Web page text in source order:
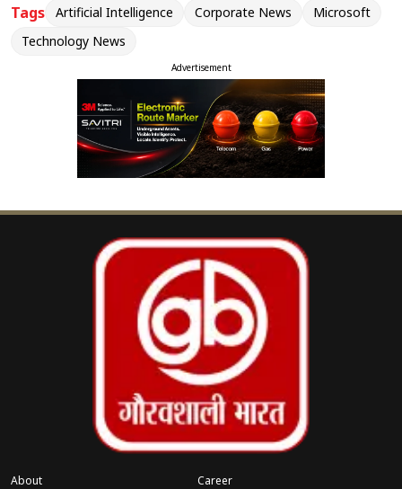
संशोधन लोकतंत्र के लिए खतरा
‹
AI पर बढ़ता निवेश बना बड़ी वजह
पिछले कुछ वर्षों में Microsoft ने AI तकनीक को अपनी
प्राथमिकता बनाया है। Copilot, Azure AI और डेटा सेंटर
को अधिक कुशल बनाने के लिए संगठनात्मक बदलाव कर
रही है। हालांकि Microsoft ने स्पष्ट किया है कि इन
कर्मचारियों की जगह सीधे AI नहीं ले रहा है, बल्कि कंपनी
अपने बिजनेस मॉडल को नए दौर के हिसाब से पुनर्गठित कर
Xbox डिवीजन में बड़ा बदलाव
रिपोर्ट्स के अनुसार, Microsoft के Gaming
Business में भी बड़े स्तर पर बदलाव किए जा रहे हैं।
Tags Artificial Intelligence Corporate News
Microsoft
Technology News
Advertisement
About
Career